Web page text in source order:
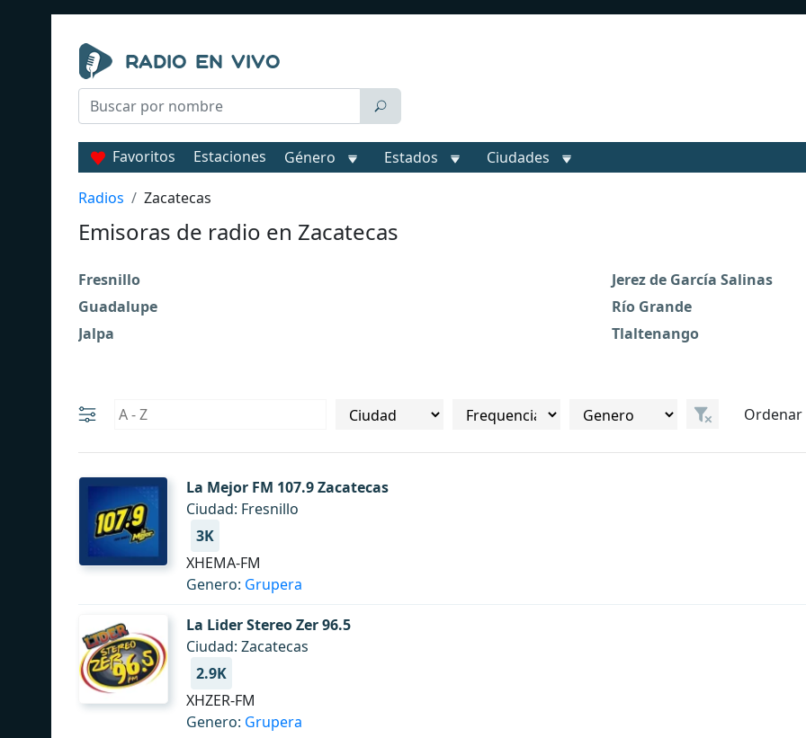
Favoritos Estaciones Género Estados Ciudades
Radios Zacatecas
Emisoras de radio en Zacatecas
Fresnillo
Guadalupe
Jalpa
Jerez de García Salinas
Río Grande
Tlaltenango
La Mejor FM 107.9 Zacatecas
Ciudad: Fresnillo
3K
XHEMA-FM
Genero: Grupera
La Lider Stereo Zer 96.5
Ciudad: Zacatecas
2.9K
XHZER-FM
Genero: Grupera